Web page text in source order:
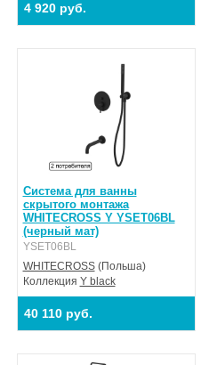
4 920 руб.
Система для ванны
скрытого монтажа
WHITECROSS Y YSET06BL
(черный мат)
YSET06BL
WHITECROSS(Польша)
Коллекция Y black
40 110 руб.